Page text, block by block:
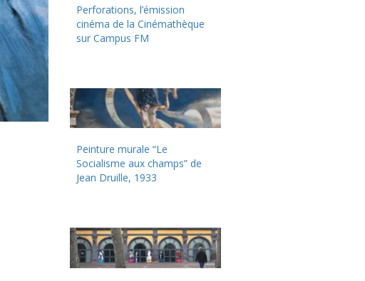
Perforations, l’émission
cinéma de la Cinémathèque
sur Campus FM
Peinture murale “Le
Socialisme aux champs” de
Jean Druille, 1933